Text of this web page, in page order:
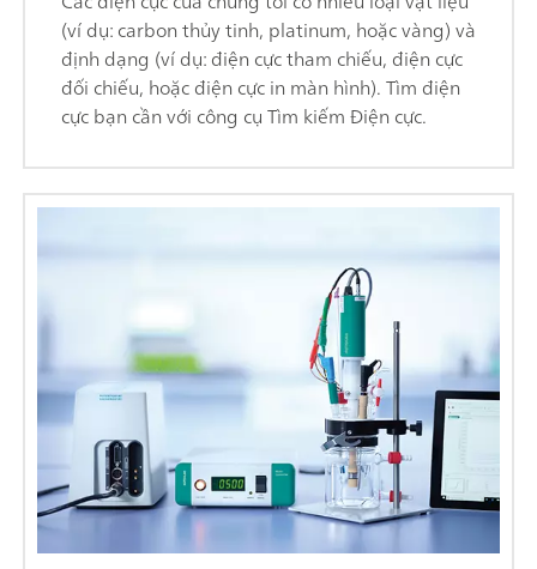
(ví dụ: carbon thủy tinh, platinum, hoặc vàng) và
định dạng (ví dụ: điện cực tham chiếu, điện cực
đối chiếu, hoặc điện cực in màn hình). Tìm điện
cực bạn cần với công cụ Tìm kiếm Điện cực.